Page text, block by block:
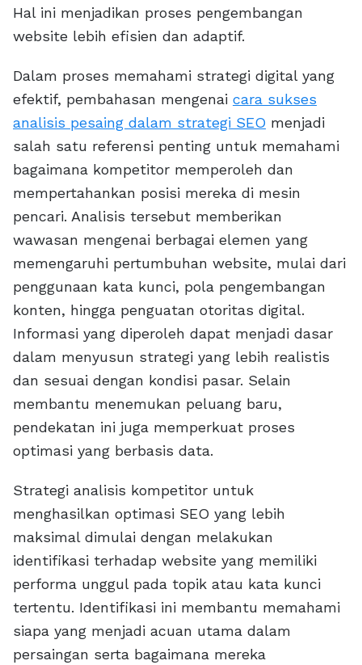
Hal ini menjadikan proses pengembangan
website lebih efisien dan adaptif.
Dalam proses memahami strategi digital yang
efektif, pembahasan mengenai cara sukses
analisis pesaing dalam strategi SEO menjadi
salah satu referensi penting untuk memahami
bagaimana kompetitor memperoleh dan
mempertahankan posisi mereka di mesin
pencari. Analisis tersebut memberikan
wawasan mengenai berbagai elemen yang
memengaruhi pertumbuhan website, mulai dari
penggunaan kata kunci, pola pengembangan
konten, hingga penguatan otoritas digital.
Informasi yang diperoleh dapat menjadi dasar
dalam menyusun strategi yang lebih realistis
dan sesuai dengan kondisi pasar. Selain
membantu menemukan peluang baru,
pendekatan ini juga memperkuat proses
optimasi yang berbasis data.
Strategi analisis kompetitor untuk
menghasilkan optimasi SEO yang lebih
maksimal dimulai dengan melakukan
identifikasi terhadap website yang memiliki
performa unggul pada topik atau kata kunci
tertentu. Identifikasi ini membantu memahami
siapa yang menjadi acuan utama dalam
persaingan serta bagaimana mereka